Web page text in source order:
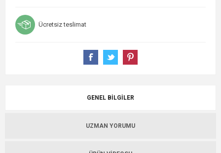
Ücretsiz teslimat
GENEL BILGILER
UZMAN YORUMU